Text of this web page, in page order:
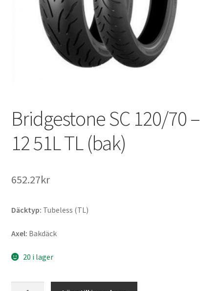
Bridgestone SC 120/70 –
12 51L TL (bak)
652.27kr
Däcktyp: Tubeless (TL)
Axel: Bakdäck
20 i lager